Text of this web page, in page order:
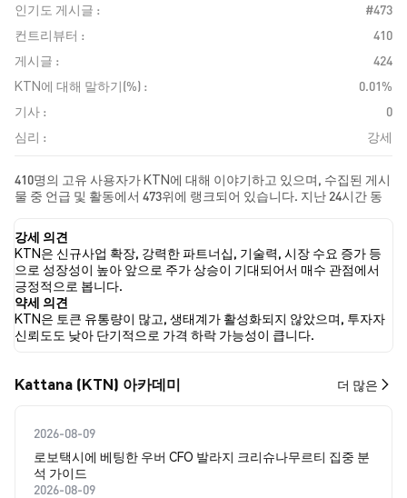
인기도 게시글 :
#473
컨트리뷰터 :
410
게시글 :
424
KTN에 대해 말하기(%) :
0.01%
기사 :
0
심리 :
강세
410명의 고유 사용자가 KTN에 대해 이야기하고 있으며, 수집된 게시
물 중 언급 및 활동에서 473위에 랭크되어 있습니다. 지난 24시간 동
으로, KTN에 대한 뉴스 기사 0건이 게시되었습니다. 트위터에서는
1.77%의 트윗이 강세 감정을, 1.01%의 트윗이 약세 감정을 보였습니
다. 97.22%의 트윗은 KTN에 대해 중립적인 감정을 나타냈습니다. 이
감정 분석은 395개의 트윗을 기반으로 합니다.
강세 의견
KTN은 신규사업 확장, 강력한 파트너십, 기술력, 시장 수요 증가 등
으로 성장성이 높아 앞으로 주가 상승이 기대되어서 매수 관점에서
긍정적으로 봅니다.
약세 의견
KTN은 토큰 유통량이 많고, 생태계가 활성화되지 않았으며, 투자자
신뢰도도 낮아 단기적으로 가격 하락 가능성이 큽니다.
Kattana (KTN) 아카데미 더 많은
2026-08-09
로보택시에 베팅한 우버 CFO 발라지 크리슈나무르티 집중 분
석 가이드
2026-08-09